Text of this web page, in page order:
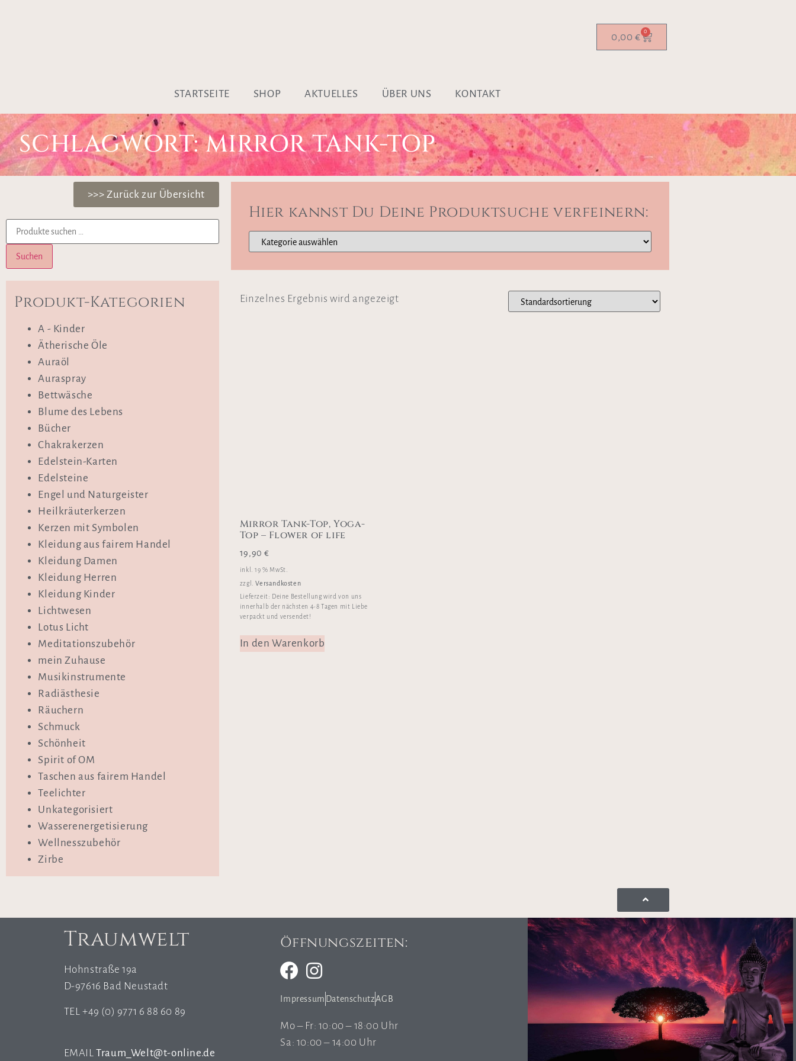
0,00 € 0
STARTSEITE SHOP AKTUELLES ÜBER UNS KONTAKT
SCHLAGWORT: MIRROR TANK-TOP
>>> Zurück zur Übersicht
Suchen
Produkt-Kategorien
A - Kinder
Ätherische Öle
Auraöl
Auraspray
Bettwäsche
Blume des Lebens
Bücher
Chakrakerzen
Edelstein-Karten
Edelsteine
Engel und Naturgeister
Heilkräuterkerzen
Kerzen mit Symbolen
Kleidung aus fairem Handel
Kleidung Damen
Kleidung Herren
Kleidung Kinder
Lichtwesen
Lotus Licht
Meditationszubehör
mein Zuhause
Musikinstrumente
Radiästhesie
Räuchern
Schmuck
Schönheit
Spirit of OM
Taschen aus fairem Handel
Teelichter
Unkategorisiert
Wasserenergetisierung
Wellnesszubehör
Zirbe
Hier kannst Du Deine Produktsuche verfeinern:
Einzelnes Ergebnis wird angezeigt
Mirror Tank-Top, Yoga-
Top – Flower of life
19,90€
inkl. 19 % MwSt.
zzgl.Versandkosten
Lieferzeit: Deine Bestellung wird von uns
innerhalb der nächsten 4-8 Tagen mit Liebe
verpackt und versendet!
In den Warenkorb
Traumwelt
Hohnstraße 19a
D-97616 Bad Neustadt
TEL +49 (0) 9771 6 88 60 89
EMAILTraum_Welt@t-online.de
Öffnungszeiten:
Impressum DatenschutzAGB
Mo – Fr: 10:00 – 18:00 Uhr
Sa: 10:00 – 14:00 Uhr